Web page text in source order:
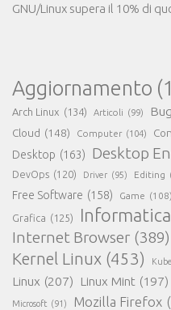
GNU/Linux supera il 10% di
Aggiornamento
Arch Linux (134) Articoli (99) Bug
Cloud (148) Computer (104)
Desktop (163) Desktop
DevOps (120) Driver (95) Editing
Free Software (158) Game (108)
Grafica (125) Informatica
Internet Browser (389)
Kernel Linux (453)
Linux (207) Linux Mint (197)
Microsoft (91) Mozilla Firefox